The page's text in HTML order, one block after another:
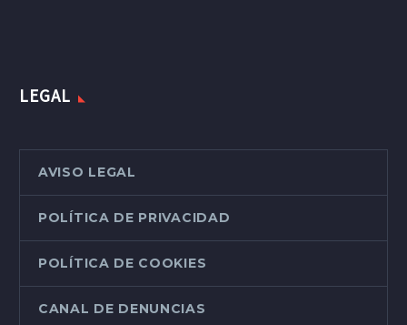
LEGAL
AVISO LEGAL
POLÍTICA DE PRIVACIDAD
POLÍTICA DE COOKIES
CANAL DE DENUNCIAS